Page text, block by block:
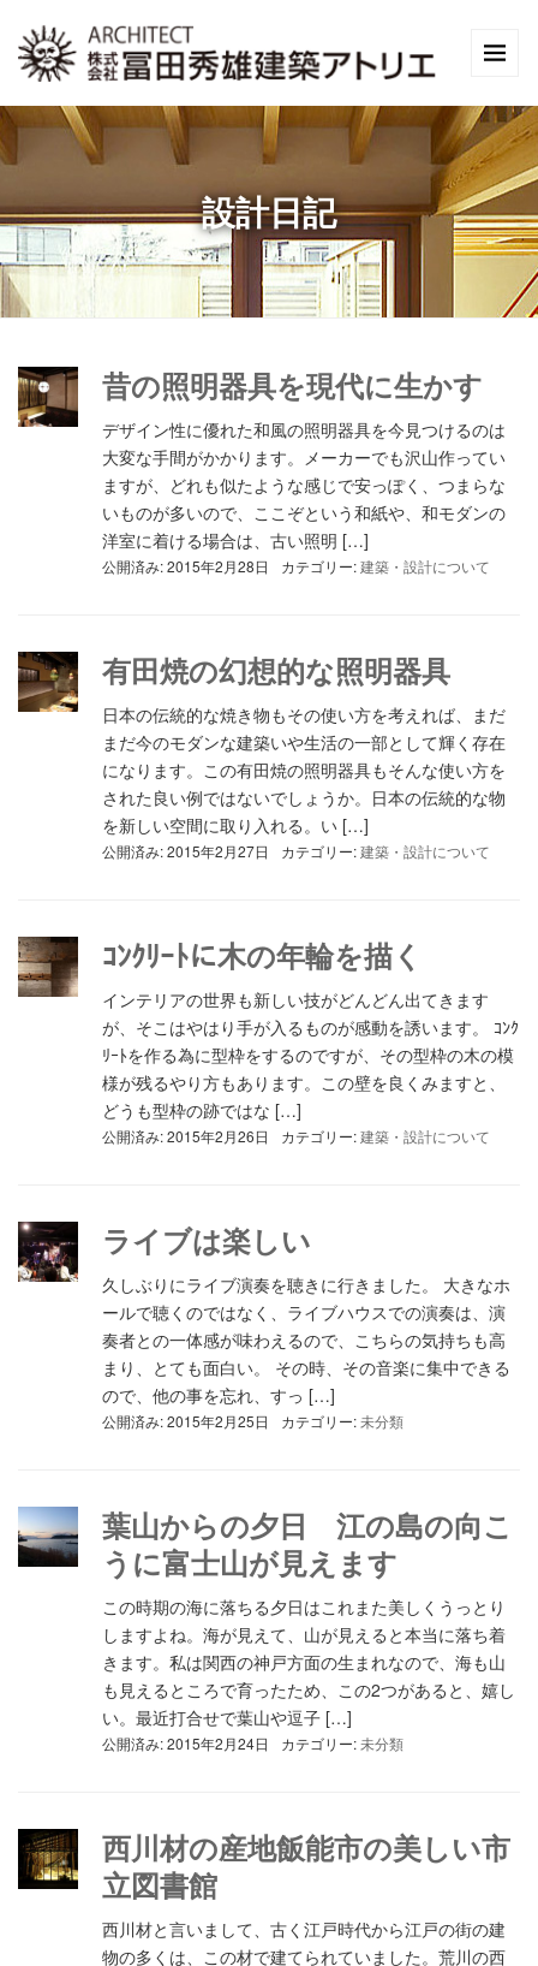
設計日記
昔の照明器具を現代に生かす
デザイン性に優れた和風の照明器具を今見つけるのは
大変な手間がかかります。メーカーでも沢山作ってい
ますが、どれも似たような感じで安っぽく、つまらな
いものが多いので、ここぞという和紙や、和モダンの
洋室に着ける場合は、古い照明 […]
公開済み: 2015年2月28日 カテゴリー:建築・設計について
有田焼の幻想的な照明器具
日本の伝統的な焼き物もその使い方を考えれば、まだ
まだ今のモダンな建築いや生活の一部として輝く存在
になります。この有田焼の照明器具もそんな使い方を
された良い例ではないでしょうか。日本の伝統的な物
を新しい空間に取り入れる。い […]
公開済み: 2015年2月27日 カテゴリー:建築・設計について
ｺﾝｸﾘｰﾄに木の年輪を描く
インテリアの世界も新しい技がどんどん出てきます
が、そこはやはり手が入るものが感動を誘います。 ｺﾝｸ
ﾘｰﾄを作る為に型枠をするのですが、その型枠の木の模
様が残るやり方もあります。この壁を良くみますと、
どうも型枠の跡ではな […]
公開済み: 2015年2月26日 カテゴリー:建築・設計について
ライブは楽しい
久しぶりにライブ演奏を聴きに行きました。 大きなホ
ールで聴くのではなく、ライブハウスでの演奏は、演
奏者との一体感が味わえるので、こちらの気持ちも高
まり、とても面白い。 その時、その音楽に集中できる
ので、他の事を忘れ、すっ […]
公開済み: 2015年2月25日 カテゴリー:未分類
葉山からの夕日 江の島の向こ
うに富士山が見えます
この時期の海に落ちる夕日はこれまた美しくうっとり
しますよね。海が見えて、山が見えると本当に落ち着
きます。私は関西の神戸方面の生まれなので、海も山
も見えるところで育ったため、この2つがあると、嬉し
い。最近打合せで葉山や逗子 […]
公開済み: 2015年2月24日 カテゴリー:未分類
西川材の産地飯能市の美しい市
立図書館
西川材と言いまして、古く江戸時代から江戸の街の建
物の多くは、この材で建てられていました。荒川の西